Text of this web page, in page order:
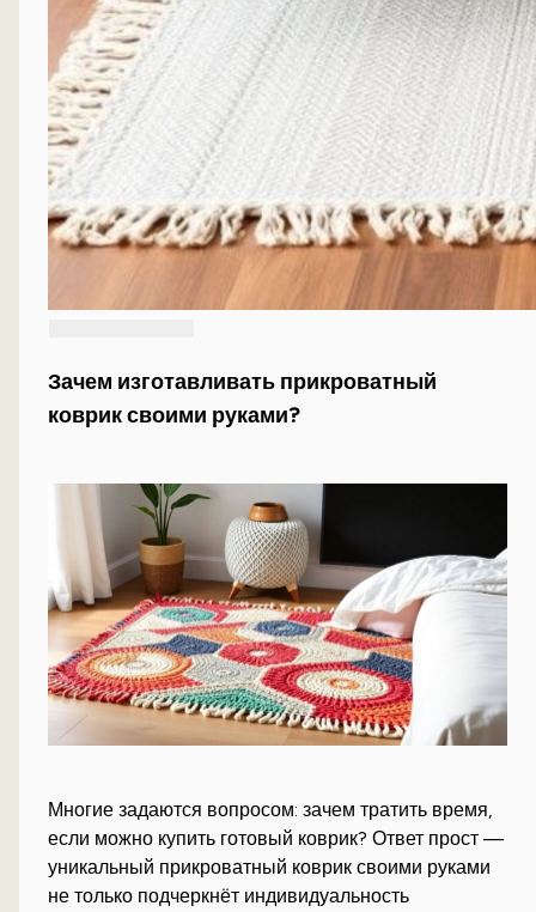
Зачем изготавливать прикроватный
коврик своими руками?
Многие задаются вопросом: зачем тратить время,
если можно купить готовый коврик? Ответ прост —
уникальный прикроватный коврик своими руками
не только подчеркнёт индивидуальность